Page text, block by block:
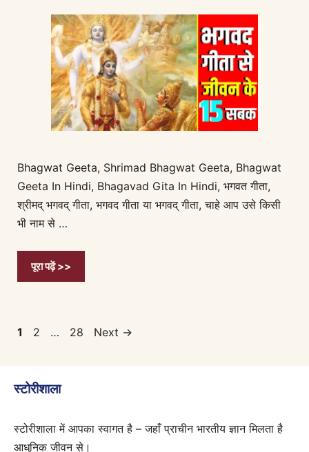
Bhagwat Geeta, Shrimad Bhagwat Geeta, Bhagwat
Geeta In Hindi, Bhagavad Gita In Hindi, भगवत गीता,
श्रीमद् भगवद् गीता, भगवद गीता या भगवद् गीता, चाहे आप उसे किसी
भी नाम से …
पूरा पढ़ें >>
Page
1 Page
2 … Page
28 Next →
स्टोरीशाला
स्टोरीशाला में आपका स्वागत है – जहाँ प्राचीन भारतीय ज्ञान मिलता है
आधुनिक जीवन से।